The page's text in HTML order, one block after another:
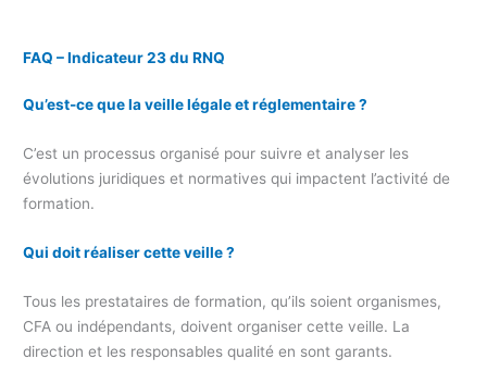
FAQ – Indicateur 23 du RNQ
Qu’est-ce que la veille légale et réglementaire ?
C’est un processus organisé pour suivre et analyser les
évolutions juridiques et normatives qui impactent l’activité de
formation.
Qui doit réaliser cette veille ?
Tous les prestataires de formation, qu’ils soient organismes,
CFA ou indépendants, doivent organiser cette veille. La
direction et les responsables qualité en sont garants.